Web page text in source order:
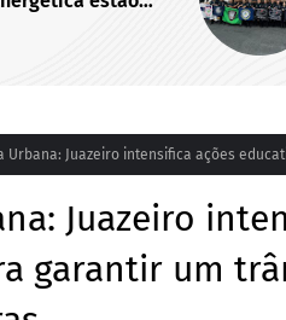
Urbana: Juazeiro intensifica ações
Juazeiro
garantir um